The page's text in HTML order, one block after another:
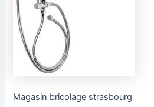
Magasin bricolage strasbourg